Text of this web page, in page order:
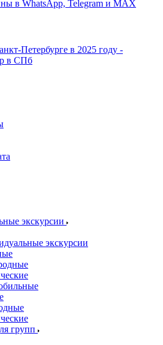
в WhatsApp, Telegram и MAX
экскурсии
экскурсии
групп